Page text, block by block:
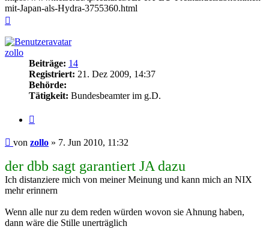
mit-Japan-als-Hydra-3755360.html
zollo
Beiträge: 14
Registriert: 21. Dez 2009, 14:37
Behörde:
Tätigkeit: Bundesbeamter im g.D.
Beitrag
von zollo » 7. Jun 2010, 11:32
der dbb sagt garantiert JA dazu
Ich distanziere mich von meiner Meinung und kann mich an NIX
mehr erinnern
Wenn alle nur zu dem reden würden wovon sie Ahnung haben,
dann wäre die Stille unerträglich